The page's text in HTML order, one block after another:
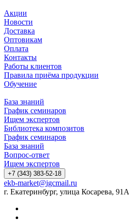
Акции
Новости
Доставка
Оптовикам
Оплата
Контакты
Работы клиентов
Правила приёма продукции
Обучение
База знаний
График семинаров
Ищем экспертов
Библиотека композитов
График семинаров
База знаний
Вопрос-ответ
Ищем экспертов
+7 (343) 383-52-18
ekb-market@igcmail.ru
г. Екатеринбург, улица Косарева, 91А